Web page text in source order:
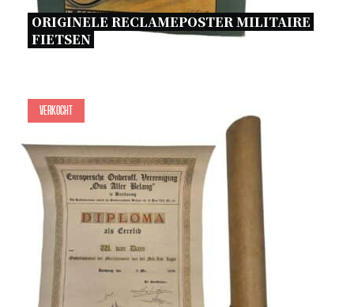
ORIGINELE RECLAMEPOSTER MILITAIRE
FIETSEN
Verkocht